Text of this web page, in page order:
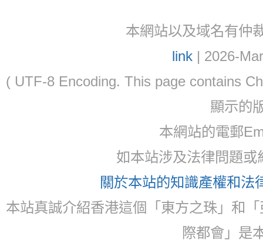
本網站以及域名有仲
link| 2026-
( UTF-8 Encoding. This page contains
顯示的
本網站的電郵
如本站涉及法律問題
關於本站的知識產權和法
本站真誠介紹香港這個「東方之珠」和
際都會」是